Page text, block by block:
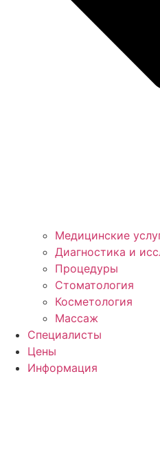
Медицинские
Диагностика и
Процедуры
Стоматология
Косметология
Массаж
Специалисты
Цены
Информация